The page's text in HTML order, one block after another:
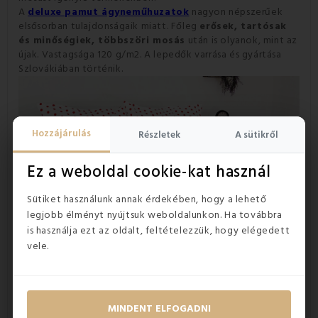
Hozzájárulás Részletek A sütikről
Ez a weboldal cookie-kat használ
Sütiket használunk annak érdekében, hogy a lehető
legjobb élményt nyújtsuk weboldalunkon. Ha továbbra
is használja ezt az oldalt, feltételezzük, hogy elégedett
vele.
MINDENT ELFOGADNI
A deluxe pamut ágyneműhuzatok nagyon népszerűek
elsősorban tulajdonságaik miatt. Főleg erősek, tartósak
és minőségiek, többszöri mosás után is olyanok, mint az
újak. Vastagsága 120 g/m2. A lepedők varrása és gyártása
Szlovákiában történik.